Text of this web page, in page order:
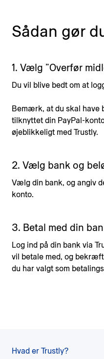
Sådan gør
1. Vælg ”Overfør
Du vil blive bedt om at
Bemærk, at du skal
tilknyttet din PayPal-
øjeblikkeligt med Trustly.
2. Vælg bank og
Vælg din bank, og angiv
konto.
3. Betal med din
Log ind på din bank via
vil betale med, og
du har valgt som
Hvad er Trustly?